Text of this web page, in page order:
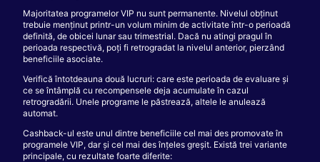
Majoritatea programelor VIP nu sunt permanente. Nivelul obținut
trebuie menținut printr-un volum minim de activitate într-o perioadă
definită, de obicei lunar sau trimestrial. Dacă nu atingi pragul în
perioada respectivă, poți fi retrogradat la nivelul anterior, pierzând
beneficiile asociate.
Verifică întotdeauna două lucruri: care este perioada de evaluare și
ce se întâmplă cu recompensele deja acumulate în cazul
retrogradării. Unele programe le păstrează, altele le anulează
automat.
Cashback-ul este unul dintre beneficiile cel mai des promovate în
programele VIP, dar și cel mai des înțeles greșit. Există trei variante
principale, cu rezultate foarte diferite: